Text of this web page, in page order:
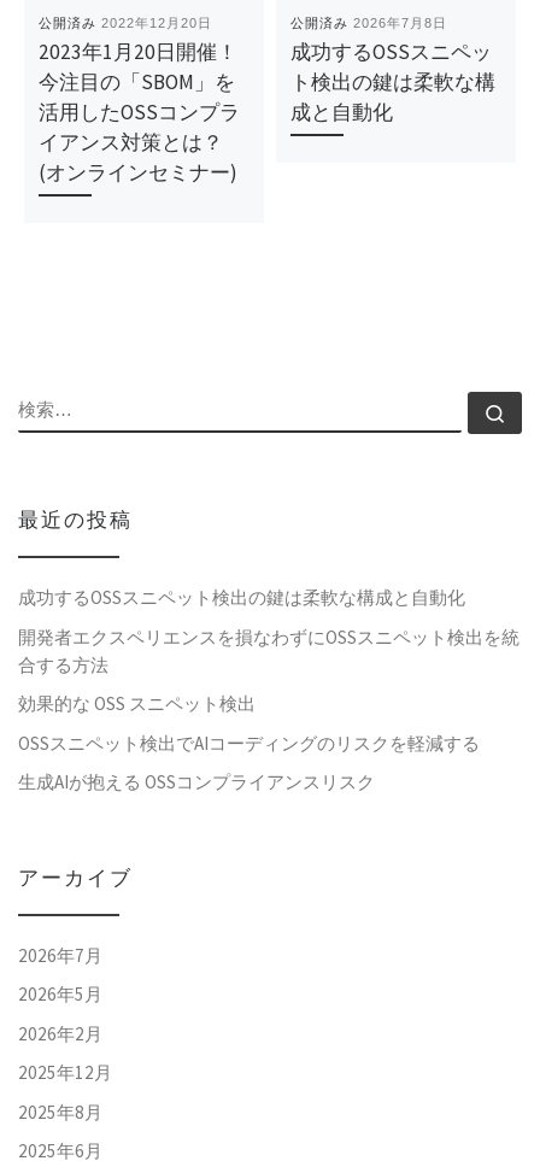
公開済み2022年12月20日
2023年1月20日開催！
今注目の「SBOM」を
活用したOSSコンプラ
イアンス対策とは？
(オンラインセミナー)
公開済み2026年7月8日
成功するOSSスニペッ
ト検出の鍵は柔軟な構
成と自動化
検索
最近の投稿
成功するOSSスニペット検出の鍵は柔軟な構成と自動化
開発者エクスペリエンスを損なわずにOSSスニペット検出を統
合する方法
効果的な OSS スニペット検出
OSSスニペット検出でAIコーディングのリスクを軽減する
生成AIが抱える OSSコンプライアンスリスク
アーカイブ
2026年7月
2026年5月
2026年2月
2025年12月
2025年8月
2025年6月